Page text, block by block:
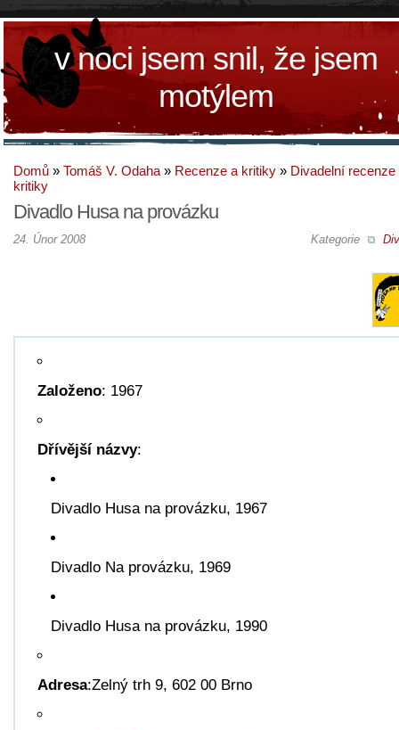
v noci jsem snil, že jsem
motýlem
Domů » Tomáš V. Odaha » Recenze a kritiky » Divadelní recenze
kritiky
Divadlo Husa na provázku
Kategorie
24. Únor 2008
Založeno: 1967
Dřívější názvy:
Divadlo Husa na provázku, 1967
Divadlo Na provázku, 1969
Divadlo Husa na provázku, 1990
Adresa:Zelný trh 9, 602 00 Brno